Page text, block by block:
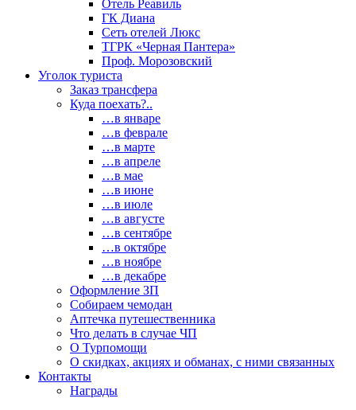
Отель Реавиль
ГК Диана
Сеть отелей Люкс
ТГРК «Черная Пантера»
Проф. Морозовский
Уголок туриста
Заказ трансфера
Куда поехать?..
…в январе
…в феврале
…в марте
…в апреле
…в мае
…в июне
…в июле
…в августе
…в сентябре
…в октябре
…в ноябре
…в декабре
Оформление ЗП
Собираем чемодан
Аптечка путешественника
Что делать в случае ЧП
О Турпомощи
О скидках, акциях и обманах, с ними связанных
Контакты
Награды